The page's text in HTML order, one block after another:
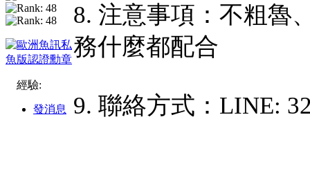
經驗:
發消息
8. 注意事項：不粗魯
務什麼都配合
9. 聯絡方式：LINE: